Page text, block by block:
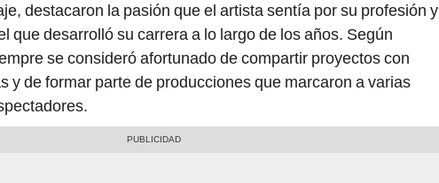
destacaron la pasión que el artista sentía por su profesión y
que desarrolló su carrera a lo largo de los años. Según
se consideró afortunado de compartir proyectos con
y de formar parte de producciones que marcaron a varias